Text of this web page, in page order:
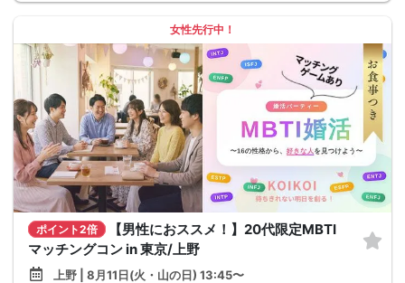
女性先行中！
ポイント2倍
【男性におススメ！】20代限定MBTI
マッチングコン in 東京/上野
上野 | 8月11日(火・山の日) 13:45〜